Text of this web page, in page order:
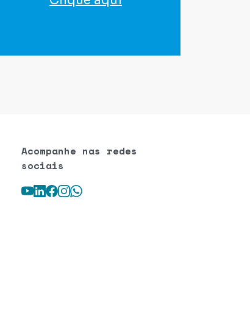
Acompanhe nas redes
sociais
Youtube
LinkedIn
Facebook
Instagram
WhatsApp